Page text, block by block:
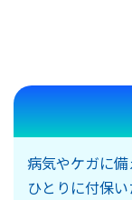
病気やケガに
ひとりに付保い